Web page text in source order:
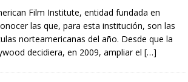
hiperbóreos’ y ‘Kinds of Kindness’ FESTIVALES
Film Institute, entidad fundada en
las que, para esta institución, son las
norteamericanas del año. Desde que la
decidiera, en 2009, ampliar el […]